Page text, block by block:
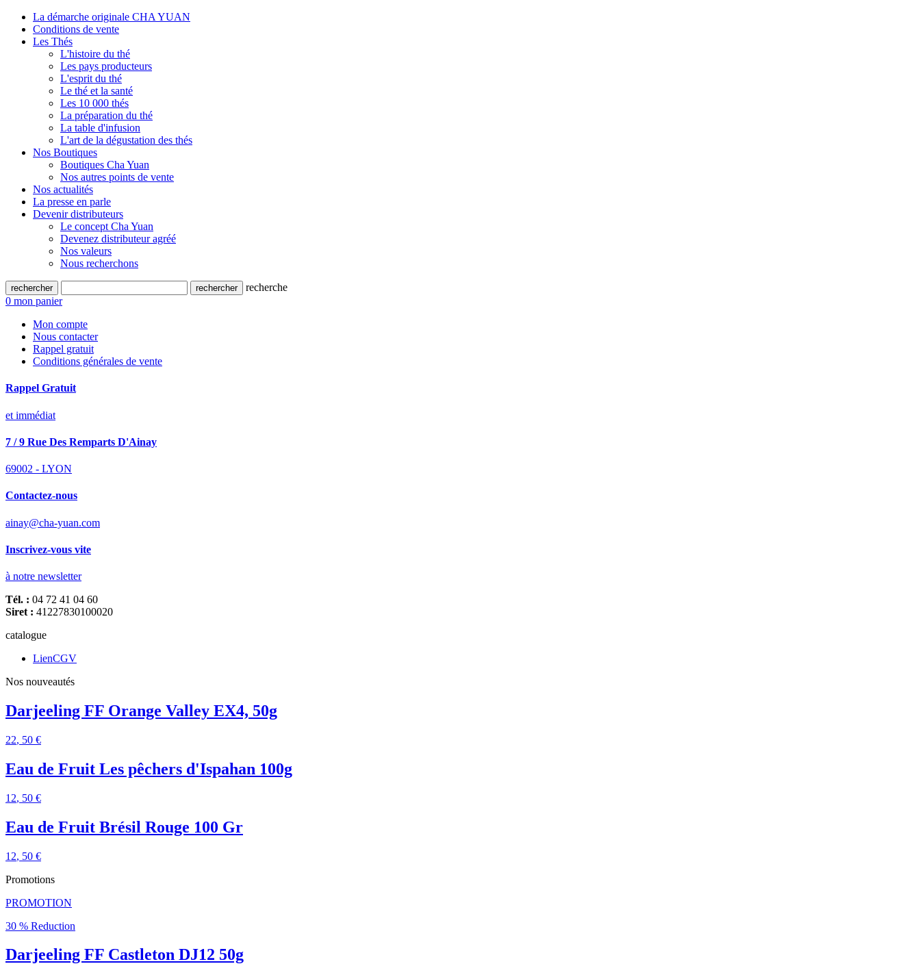
La démarche originale CHA YUAN
Conditions de vente
Les Thés
L'histoire du thé
Les pays producteurs
L'esprit du thé
Le thé et la santé
Les 10 000 thés
La préparation du thé
La table d'infusion
L'art de la dégustation des thés
Nos Boutiques
Boutiques Cha Yuan
Nos autres points de vente
Nos actualités
La presse en parle
Devenir distributeurs
Le concept Cha Yuan
Devenez distributeur agréé
Nos valeurs
Nous recherchons
recherche
0 mon panier
Mon compte
Nous contacter
Rappel gratuit
Conditions générales de vente
Rappel Gratuit
et immédiat
7 / 9 Rue Des Remparts D'Ainay
69002 - LYON
Contactez-nous
ainay@cha-yuan.com
Inscrivez-vous vite
à notre newsletter
Tél. : 04 72 41 04 60
Siret : 41227830100020
catalogue
LienCGV
Nos nouveautés
Darjeeling FF Orange Valley EX4, 50g
22, 50 €
Eau de Fruit Les pêchers d'Ispahan 100g
12, 50 €
Eau de Fruit Brésil Rouge 100 Gr
12, 50 €
Promotions
PROMOTION
30 % Reduction
Darjeeling FF Castleton DJ12 50g